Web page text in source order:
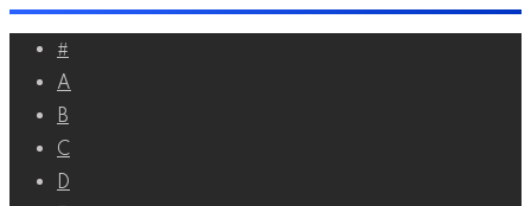
Перейти
контенту
#
A
B
C
D